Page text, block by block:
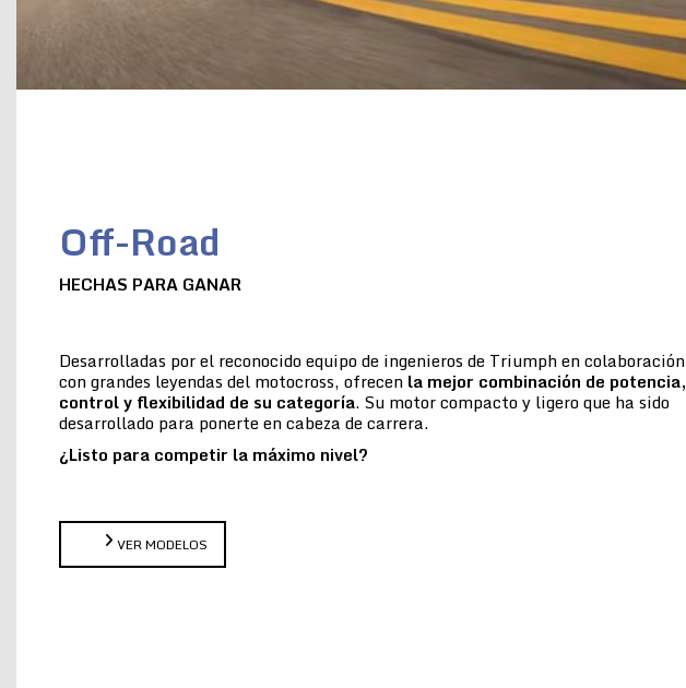
Off-Road
HECHAS PARA GANAR
Desarrolladas por el reconocido equipo de ingenieros de Triumph en colaboración
con grandes leyendas del motocross, ofrecen la mejor combinación de potencia,
control y flexibilidad de su categoría. Su motor compacto y ligero que ha sido
desarrollado para ponerte en cabeza de carrera.
¿Listo para competir la máximo nivel?
VER MODELOS